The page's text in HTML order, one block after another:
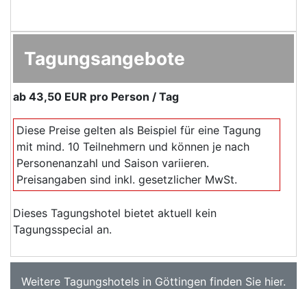
Tagungsangebote
ab 43,50 EUR pro Person / Tag
Diese Preise gelten als Beispiel für eine Tagung
mit mind. 10 Teilnehmern und können je nach
Personenanzahl und Saison variieren.
Preisangaben sind inkl. gesetzlicher MwSt.
Dieses Tagungshotel bietet aktuell kein
Tagungsspecial an.
Weitere Tagungshotels in Göttingen finden Sie hier.